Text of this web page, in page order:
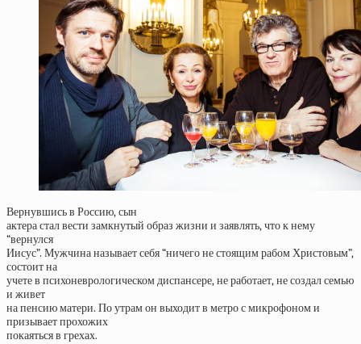
Вернувшись в Россию, сын
актера стал вести замкнутый образ жизни и заявлять, что к нему
“вернулся
Иисус”. Мужчина называет себя “ничего не стоящим рабом Христовым”,
состоит на
учете в психоневрологическом диспансере, не работает, не создал семью
и живет
на пенсию матери. По утрам он выходит в метро с микрофоном и
призывает прохожих
покаяться в грехах.